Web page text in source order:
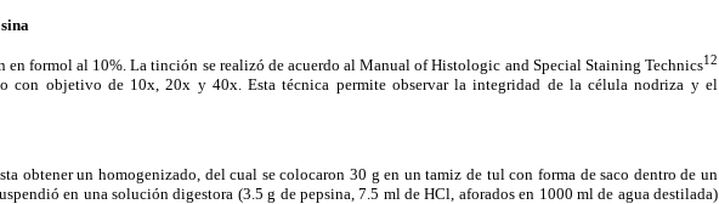
en formol al 10%. La tinción se realizó de acuerdo al Manual of Histologic and Special Staining Technics12
con objetivo de 10x, 20x y 40x. Esta técnica permite observar la integridad de la célula nodriza y el
obtener un homogenizado, del cual se colocaron 30 g en un tamiz de tul con forma de saco dentro de un
en una solución digestora (3.5 g de pepsina, 7.5 ml de HCl, aforados en 1000 ml de agua destilada)